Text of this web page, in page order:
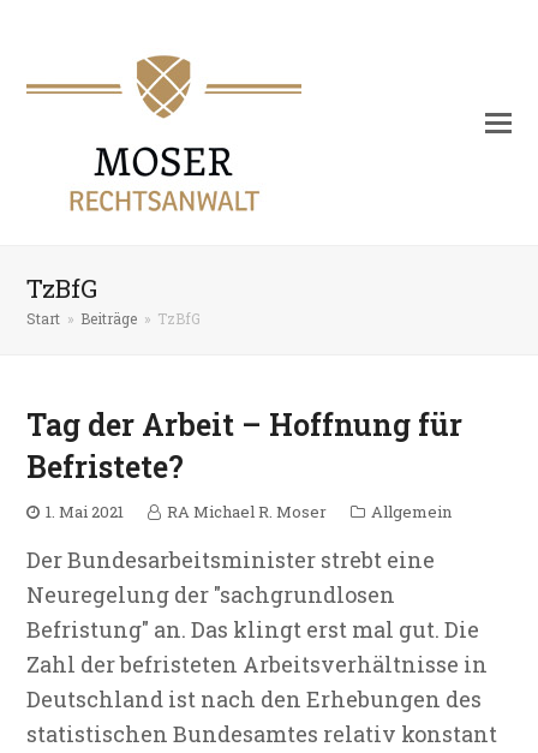
TzBfG
Start » Beiträge » TzBfG
Tag der Arbeit – Hoffnung für
Befristete?
1. Mai 2021 RA Michael R. Moser Allgemein
Der Bundesarbeitsminister strebt eine
Neuregelung der "sachgrundlosen
Befristung" an. Das klingt erst mal gut. Die
Zahl der befristeten Arbeitsverhältnisse in
Deutschland ist nach den Erhebungen des
statistischen Bundesamtes relativ konstant